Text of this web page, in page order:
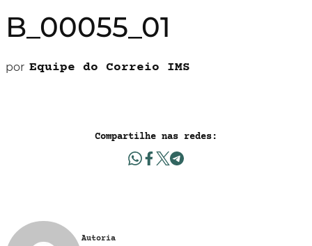
B_00055_01
por Equipe do Correio IMS
Compartilhe nas redes:
Autoria